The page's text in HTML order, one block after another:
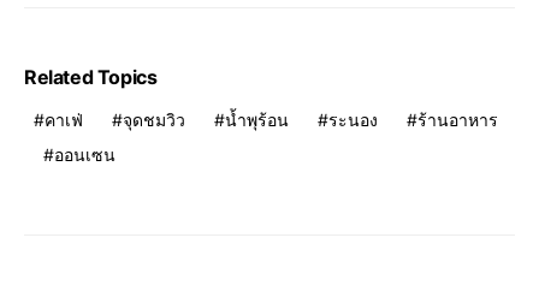
Related Topics
คาเฟ่ จุดชมวิว น้ำพุร้อน ระนอง
ร้านอาหาร
ออนเซน